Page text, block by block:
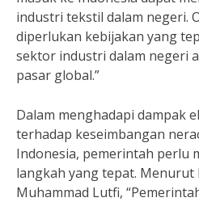
industri tekstil dalam negeri.
diperlukan kebijakan yang
sektor industri dalam negeri
pasar global.”
Dalam menghadapi dampak
terhadap keseimbangan
Indonesia, pemerintah perlu
langkah yang tepat.
Muhammad Lutfi,